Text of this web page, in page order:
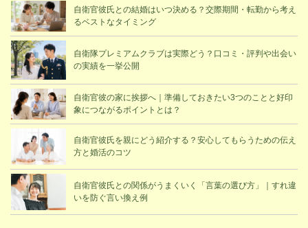
自衛官彼氏との結婚はいつ決める？交際期間・転勤から考え
るベストなタイミング
自衛隊プレミアムクラブは実際どう？口コミ・評判や出会い
の実績を一挙公開
自衛官彼の家に挨拶へ｜準備しておきたい3つのことと好印
象につながるポイントとは？
自衛官彼氏を親にどう紹介する？安心してもらうための伝え
方と婚活のコツ
自衛官彼氏との関係がうまくいく「言葉の選び方」｜すれ違
いを防ぐ言い換え例